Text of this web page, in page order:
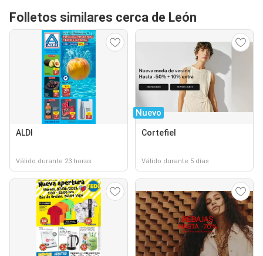
Folletos similares cerca de León
ALDI
Válido durante 23 horas
Nuevo
Cortefiel
Válido durante 5 días